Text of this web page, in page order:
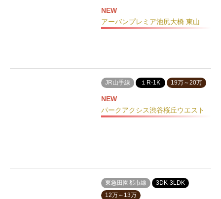
NEW
アーバンプレミア池尻大橋 東山
JR山手線 １R-1K 19万～20万
NEW
パークアクシス渋谷桜丘ウエスト
東急田園都市線
3DK-3LDK
12万～13万